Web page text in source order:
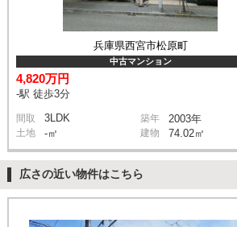
兵庫県西宮市松原町
中古マンション
4,820万円
-駅 徒歩3分
間取 3LDK 築年 2003年
土地 -㎡ 建物 74.02㎡
広さの近い物件はこちら